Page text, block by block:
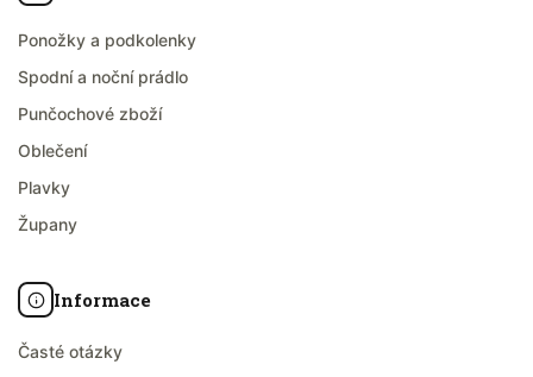
Ponožky a podkolenky
Spodní a noční prádlo
Punčochové zboží
Oblečení
Plavky
Župany
Informace
Časté otázky